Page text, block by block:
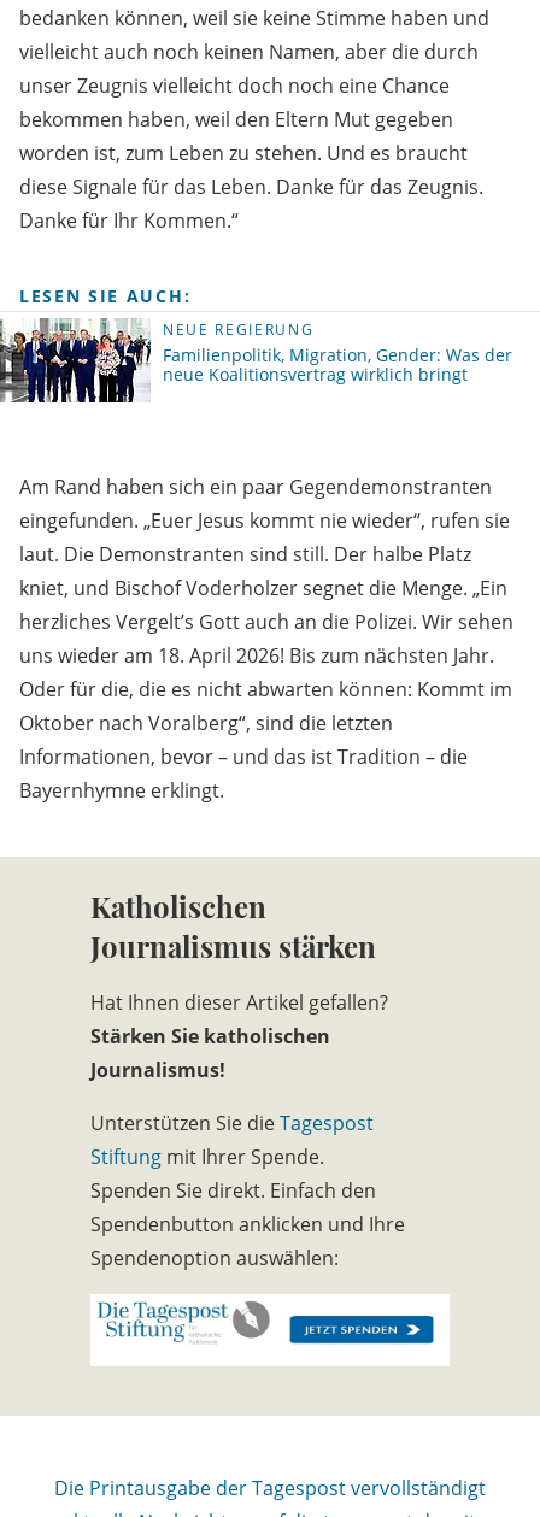
bedanken können, weil sie keine Stimme haben und
vielleicht auch noch keinen Namen, aber die durch
unser Zeugnis vielleicht doch noch eine Chance
bekommen haben, weil den Eltern Mut gegeben
worden ist, zum Leben zu stehen. Und es braucht
diese Signale für das Leben. Danke für das Zeugnis.
Danke für Ihr Kommen.“
LESEN SIE AUCH:
NEUE REGIERUNG
Familienpolitik, Migration, Gender: Was der
neue Koalitionsvertrag wirklich bringt
Am Rand haben sich ein paar Gegendemonstranten
eingefunden. „Euer Jesus kommt nie wieder“, rufen sie
laut. Die Demonstranten sind still. Der halbe Platz
kniet, und Bischof Voderholzer segnet die Menge. „Ein
herzliches Vergelt’s Gott auch an die Polizei. Wir sehen
uns wieder am 18. April 2026! Bis zum nächsten Jahr.
Oder für die, die es nicht abwarten können: Kommt im
Oktober nach Voralberg“, sind die letzten
Informationen, bevor – und das ist Tradition – die
Bayernhymne erklingt.
Katholischen
Journalismus stärken
Hat Ihnen dieser Artikel gefallen?
Stärken Sie katholischen
Journalismus!
Unterstützen Sie dieTagespost
Stiftung mit Ihrer Spende.
Spenden Sie direkt. Einfach den
Spendenbutton anklicken und Ihre
Spendenoption auswählen:
Die Printausgabe der Tagespost vervollständigt